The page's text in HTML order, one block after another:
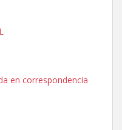
asustada tiene miedo a la
en correspondencia